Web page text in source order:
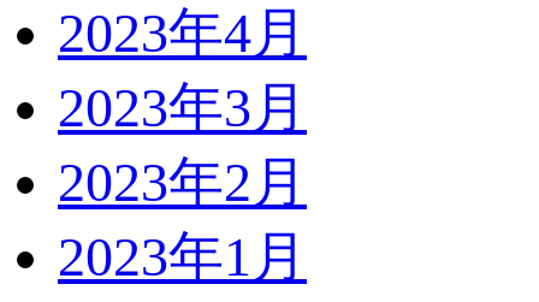
2023年4月
2023年3月
2023年2月
2023年1月